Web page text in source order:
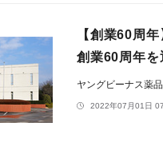
【創業60周
創業60周年を
ヤングビーナス薬
2022年07月01日